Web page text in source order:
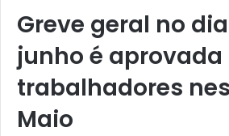
Greve geral no dia
junho é aprovada
trabalhadores
Maio